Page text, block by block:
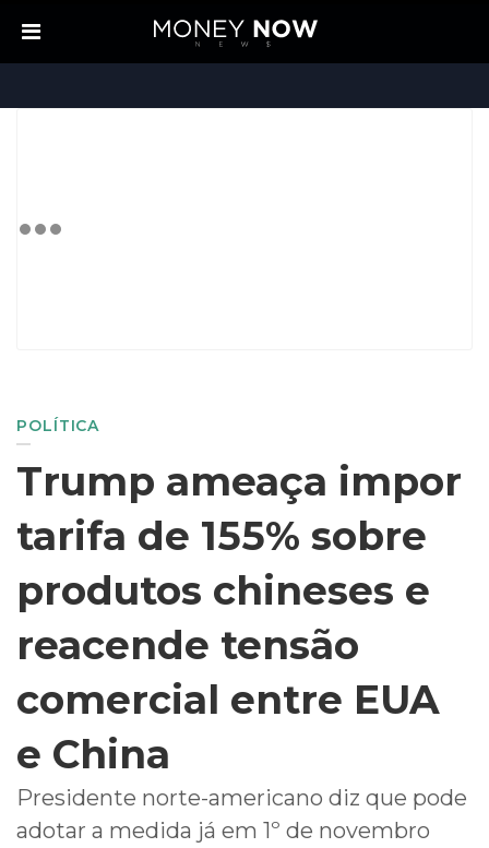
POLÍTICA
Trump ameaça impor
tarifa de 155% sobre
produtos chineses e
reacende tensão
comercial entre EUA
e China
Presidente norte-americano diz que pode
adotar a medida já em 1º de novembro